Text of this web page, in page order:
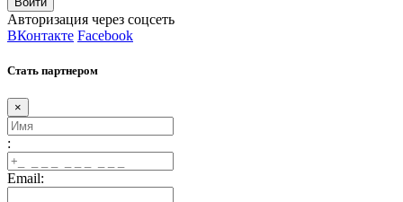
Авторизация через соцсеть
ВКонтакте Facebook
Стать партнером
×
:
Email: